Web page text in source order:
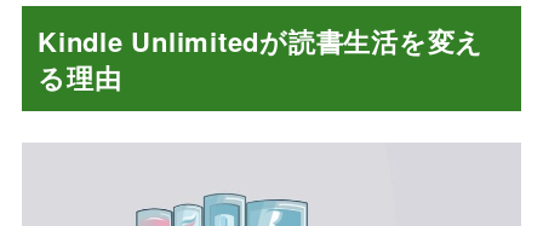
Kindle Unlimitedが読書生活を変え
る理由